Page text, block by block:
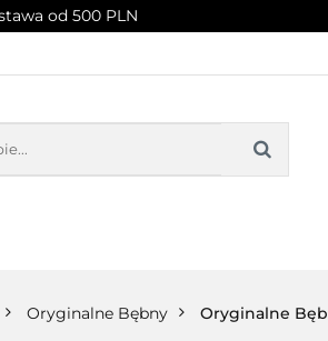
od 500 PLN
BESTSELLERY BLOG
Oryginalne Bębny Oryginalne